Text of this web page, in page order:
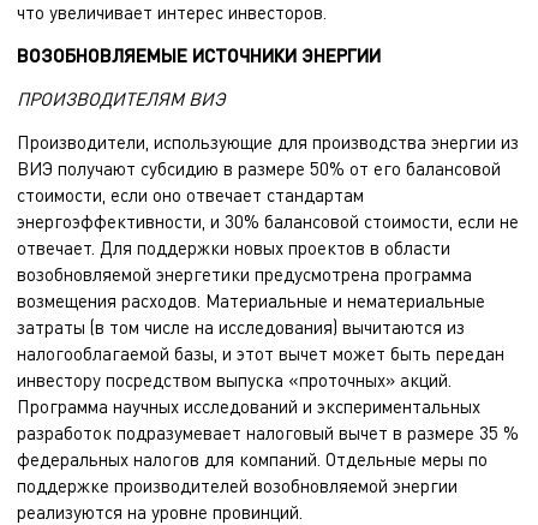
что увеличивает интерес инвесторов.
ВОЗОБНОВЛЯЕМЫЕ ИСТОЧНИКИ ЭНЕРГИИ
ПРОИЗВОДИТЕЛЯМ ВИЭ
Производители, использующие для производства энергии из
ВИЭ получают субсидию в размере 50% от его балансовой
стоимости, если оно отвечает стандартам
энергоэффективности, и 30% балансовой стоимости, если не
отвечает. Для поддержки новых проектов в области
возобновляемой энергетики предусмотрена программа
возмещения расходов. Материальные и нематериальные
затраты (в том числе на исследования) вычитаются из
налогооблагаемой базы, и этот вычет может быть передан
инвестору посредством выпуска «проточных» акций.
Программа научных исследований и экспериментальных
разработок подразумевает налоговый вычет в размере 35 %
федеральных налогов для компаний. Отдельные меры по
поддержке производителей возобновляемой энергии
реализуются на уровне провинций.